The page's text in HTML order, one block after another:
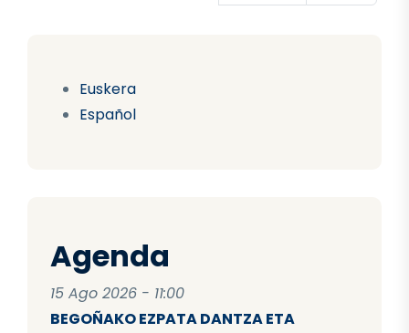
Euskera
Español
Agenda
15 Ago 2026 - 11:00
BEGOÑAKO EZPATA DANTZA ETA